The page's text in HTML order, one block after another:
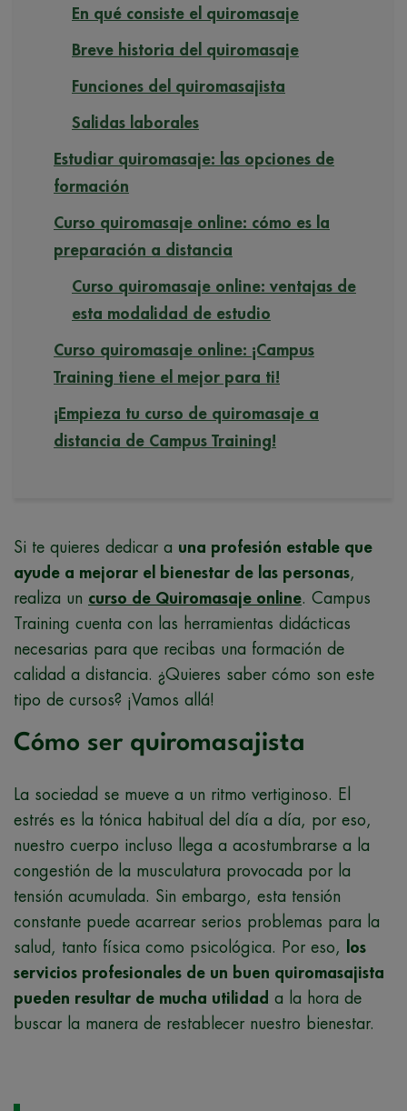
En qué consiste el quiromasaje
Breve historia del quiromasaje
Funciones del quiromasajista
Salidas laborales
Estudiar quiromasaje: las opciones de
formación
Curso quiromasaje online: cómo es la
preparación a distancia
Curso quiromasaje online: ventajas de
esta modalidad de estudio
Curso quiromasaje online: ¡Campus
Training tiene el mejor para ti!
¡Empieza tu curso de quiromasaje a
distancia de Campus Training!
Si te quieres dedicar a una profesión estable que
ayude a mejorar el bienestar de las personas,
realiza un curso de Quiromasaje online. Campus
Training cuenta con las herramientas didácticas
necesarias para que recibas una formación de
calidad a distancia. ¿Quieres saber cómo son este
tipo de cursos? ¡Vamos allá!
Cómo ser quiromasajista
La sociedad se mueve a un ritmo vertiginoso. El
estrés es la tónica habitual del día a día, por eso,
nuestro cuerpo incluso llega a acostumbrarse a la
congestión de la musculatura provocada por la
tensión acumulada. Sin embargo, esta tensión
constante puede acarrear serios problemas para la
salud, tanto física como psicológica. Por eso,
los
servicios profesionales de un buen quiromasajista
pueden resultar de mucha utilidad a la hora de
buscar la manera de restablecer nuestro bienestar.